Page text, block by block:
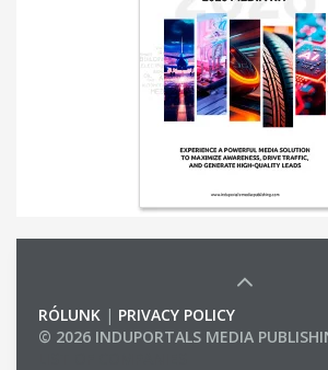
RÓLUNK | PRIVACY POLICY
© 2026 INDUPORTALS MEDIA